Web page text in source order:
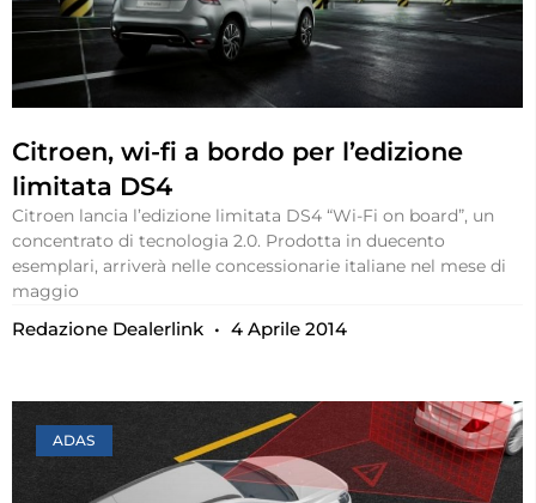
Citroen, wi-fi a bordo per l’edizione
limitata DS4
Citroen lancia l’edizione limitata DS4 “Wi-Fi on board”, un
concentrato di tecnologia 2.0. Prodotta in duecento
esemplari, arriverà nelle concessionarie italiane nel mese di
maggio
Redazione Dealerlink 4 Aprile 2014
ADAS